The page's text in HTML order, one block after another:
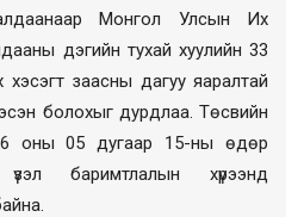
Монгол Улсын Их
дэгийн тухай хуулийн 33
хэсэгт заасны дагуу яаралтай
болохыг дурдлаа. Төсвийн
оны 05 дугаар 15-ны өдөр
баримтлалын хүрээнд